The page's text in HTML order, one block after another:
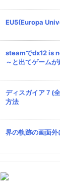
EU5(Europa
steamでdx12 is
～と出てゲーム
ディスガイア７(
方法
界の軌跡の画面外